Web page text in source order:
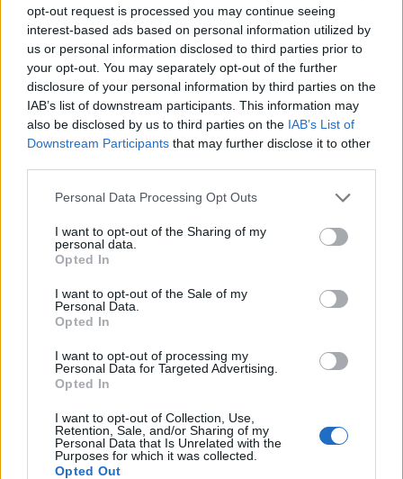
opt-out request is processed you may continue seeing
interest-based ads based on personal information utilized by
us or personal information disclosed to third parties prior to
your opt-out. You may separately opt-out of the further
disclosure of your personal information by third parties on the
IAB’s list of downstream participants. This information may
also be disclosed by us to third parties on the IAB’s List of
Downstream Participants that may further disclose it to other
Please note that this website/app uses one or more Google
not limited to your visit or usage behaviour. You may click to
grant or deny consent to Google and its third-party tags to
use your data for below specified purposes in below Google
consent section.
Personal Data Processing Opt Outs
I want to opt-out of the Sharing of my
personal data.
Opted In
I want to opt-out of the Sale of my
Personal Data.
Opted In
I want to opt-out of processing my
Personal Data for Targeted Advertising.
Opted In
I want to opt-out of Collection, Use,
Retention, Sale, and/or Sharing of my
Personal Data that Is Unrelated with the
Purposes for which it was collected.
Opted Out
Continua a leggere
NEWS